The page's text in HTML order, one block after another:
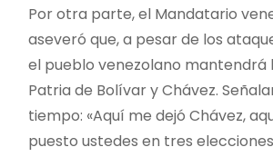
Por otra parte, el Mandatario
aseveró que, a pesar de los
el pueblo venezolano mantendrá
Patria de Bolívar y Chávez.
tiempo: «Aquí me dejó Chávez,
puesto ustedes en tres